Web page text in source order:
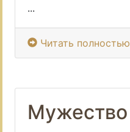
...
Читать полностью
Мужество